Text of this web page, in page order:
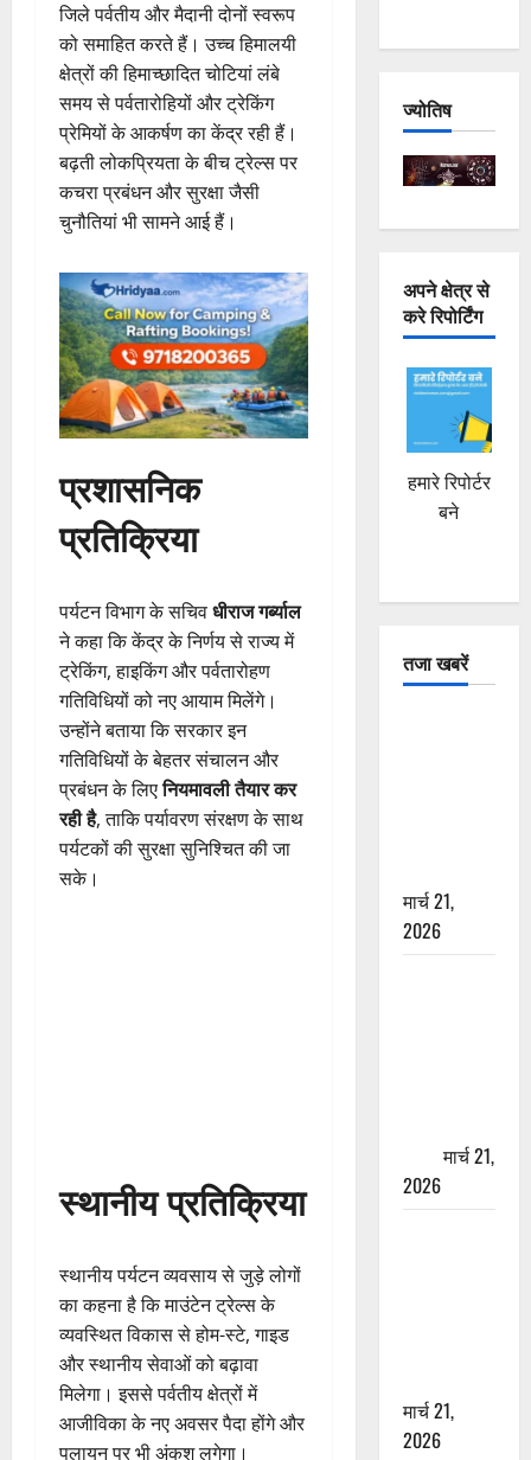
जिले पर्वतीय और मैदानी दोनों स्वरूप
को समाहित करते हैं। उच्च हिमालयी
क्षेत्रों की हिमाच्छादित चोटियां लंबे
समय से पर्वतारोहियों और ट्रेकिंग
प्रेमियों के आकर्षण का केंद्र रही हैं।
बढ़ती लोकप्रियता के बीच ट्रेल्स पर
कचरा प्रबंधन और सुरक्षा जैसी
चुनौतियां भी सामने आई हैं।
प्रशासनिक
प्रतिक्रिया
पर्यटन विभाग के सचिवधीराज गर्ब्याल
ने कहा कि केंद्र के निर्णय से राज्य में
ट्रेकिंग, हाइकिंग और पर्वतारोहण
गतिविधियों को नए आयाम मिलेंगे।
उन्होंने बताया कि सरकार इन
गतिविधियों के बेहतर संचालन और
प्रबंधन के लिएनियमावली तैयार कर
रही है, ताकि पर्यावरण संरक्षण के साथ
पर्यटकों की सुरक्षा सुनिश्चित की जा
सके।
स्थानीय प्रतिक्रिया
स्थानीय पर्यटन व्यवसाय से जुड़े लोगों
का कहना है कि माउंटेन ट्रेल्स के
व्यवस्थित विकास से होम-स्टे, गाइड
और स्थानीय सेवाओं को बढ़ावा
मिलेगा। इससे पर्वतीय क्षेत्रों में
आजीविका के नए अवसर पैदा होंगे और
पलायन पर भी अंकुश लगेगा।
ज्योतिष
अपने क्षेत्र से
करे रिपोर्टिंग
हमारे रिपोर्टर
बने
तजा खबरें
मार्च 21,
2026
मार्च 21,
2026
मार्च 21,
2026